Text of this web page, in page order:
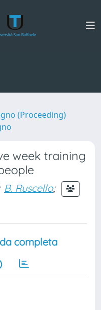
(Proceeding)
week training
B. Ruscello;
completa